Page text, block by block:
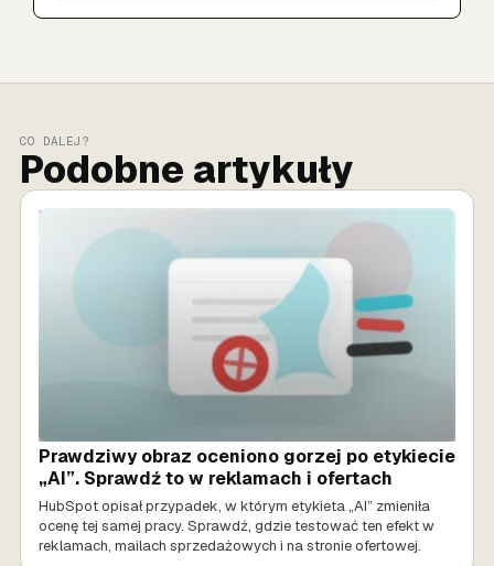
CO DALEJ?
Podobne artykuły
MARKETING AI
Prawdziwy obraz oceniono gorzej po etykiecie
„AI”. Sprawdź to w reklamach i ofertach
HubSpot opisał przypadek, w którym etykieta „AI” zmieniła
ocenę tej samej pracy. Sprawdź, gdzie testować ten efekt w
reklamach, mailach sprzedażowych i na stronie ofertowej.